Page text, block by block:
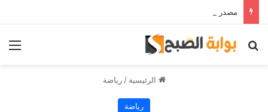
بحث عن
الرئيسية / رياضة
رياضة